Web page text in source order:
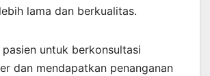
lama dan berkualitas.
untuk berkonsultasi
dan mendapatkan penanganan